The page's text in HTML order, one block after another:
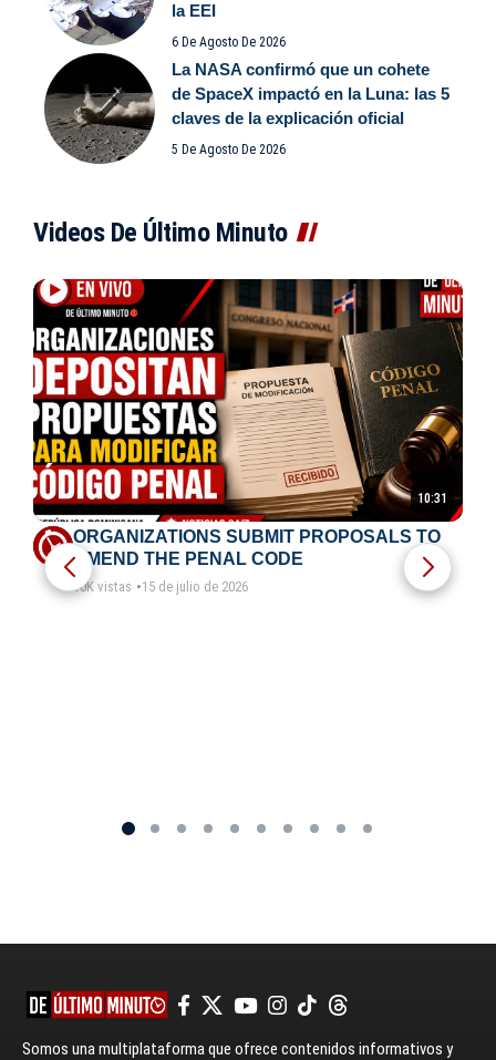
la EEI
6 De Agosto De 2026
La NASA confirmó que un cohete
de SpaceX impactó en la Luna: las 5
claves de la explicación oficial
5 De Agosto De 2026
Videos De Último Minuto
10:31
ORGANIZATIONS SUBMIT PROPOSALS TO
AMEND THE PENAL CODE
10K vistas 15 de julio de 2026
Somos una multiplataforma que ofrece contenidos informativos y